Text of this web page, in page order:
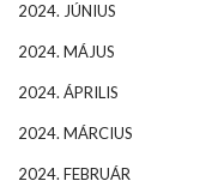
2024. JÚNIUS
2024. MÁJUS
2024. ÁPRILIS
2024. MÁRCIUS
2024. FEBRUÁR